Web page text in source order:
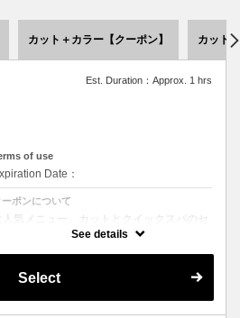
カット＋カラー【クーポン】 カット
Est. Duration：Approx. 1 hrs
of use
Date：
ーポンについて
人気メニュー、カットとクイックスパのセ
トメニュー。本場バリ式クイックスパで頭
See details
Select